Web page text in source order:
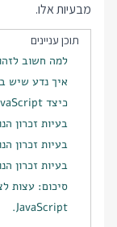
מבעיות אלו.
תוכן עניינים
למה חשוב
איך נדע שיש
כיצד JavaScript מנהלת את הזכרון
בעיות זכרון
בעיות זכרון
בעיות זכרון
סיכום: עצות
JavaScript.